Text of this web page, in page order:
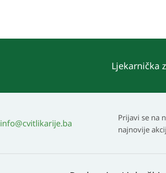
Ljekarnička
info@cvitlikarije.ba
Prijavi se na
najnovije